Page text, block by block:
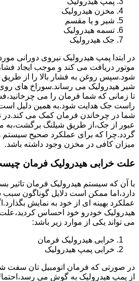
مخزن هیدرولیک
شیر و یا مقسم
تسمه هیدرولیک
جک هیدرولیک
در ابتدا پمپ هیدرولیک نیروی دورانی
موتور دریافت می کند و موجب ایجاد
شود.سپس روغن به فشار بالا را از
شیر هیدرولیک می رساند.سوراخ های
تا زمانی که شما فرمان را می
راست جک هدایت شود.به همین دلیل است
شما در چرخاندن فرمان کمک می کند.در
عبور از جک،از طریق شیلنگ برگشت،به
گردد.چرا که برای عملکرد صحیح سیستم
میزان کافی در مخزن وجود داشته باشد.
علت خرابی هیدرولیک فرمان
با آن که سیستم هیدرولیک فرمان تاثیر
دارد،اما ممکن است دلایل گوناگون سبب
عملکرد بهینه ای از خود به نمایش
هیدرولیک خودرو خود احساس
می تواند یکی از موارد زیر باشد:
خرابی هیدرولیک فرمان
خرابی پمپ هیدرولیک
در صورتی که فرمان اتومبیل تان سفت
از پمپ هیدرولیک به گوش می